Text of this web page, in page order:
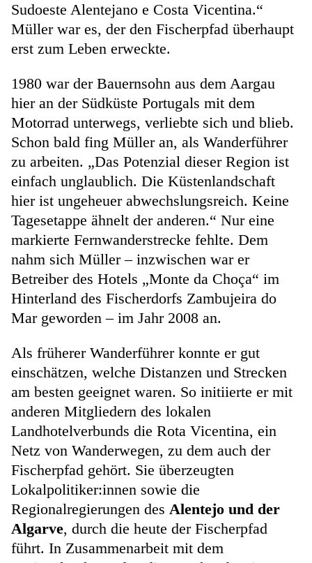
Sudoeste Alentejano e Costa Vicentina.“
Müller war es, der den Fischerpfad überhaupt
erst zum Leben erweckte.
1980 war der Bauernsohn aus dem Aargau
hier an der Südküste Portugals mit dem
Motorrad unterwegs, verliebte sich und blieb.
Schon bald fing Müller an, als Wanderführer
zu arbeiten. „Das Potenzial dieser Region ist
einfach unglaublich. Die Küstenlandschaft
hier ist ungeheuer abwechslungsreich. Keine
Tagesetappe ähnelt der anderen.“ Nur eine
markierte Fernwanderstrecke fehlte. Dem
nahm sich Müller – inzwischen war er
Betreiber des Hotels „Monte da Choça“ im
Hinterland des Fischerdorfs Zambujeira do
Mar geworden – im Jahr 2008 an.
Als früherer Wanderführer konnte er gut
einschätzen, welche Distanzen und Strecken
am besten geeignet waren. So initiierte er mit
anderen Mitgliedern des lokalen
Landhotelverbunds die Rota Vicentina, ein
Netz von Wanderwegen, zu dem auch der
Fischerpfad gehört. Sie überzeugten
Lokalpolitiker:innen sowie die
Regionalregierungen des Alentejo und der
Algarve, durch die heute der Fischerpfad
führt. In Zusammenarbeit mit dem